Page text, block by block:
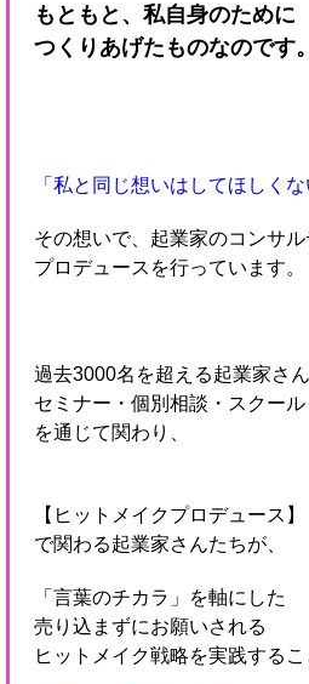
もともと、私自身のために
つくりあげたものなのです。
「私と同じ想いはしてほしくな
その想いで、起業家のコンサ
プロデュースを行っています。
過去3000名を超える起業家さ
セミナー・個別相談・スクー
を通じて関わり、
【ヒットメイクプロデュース】
で関わる起業家さんたちが、
「言葉のチカラ」を軸にした
売り込まずにお願いされる
ヒットメイク戦略を実践するこ